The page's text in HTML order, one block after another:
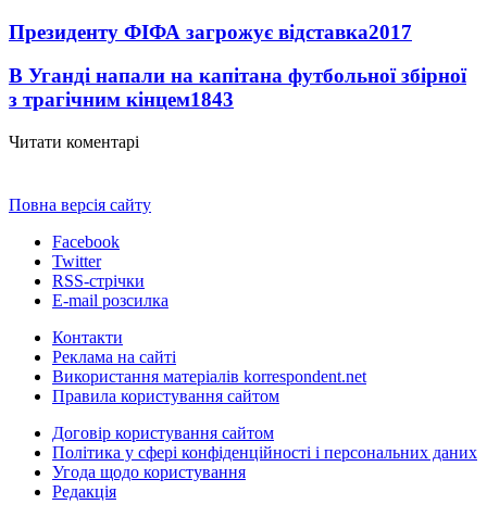
Президенту ФІФА загрожує відставка2017
В Уганді напали на капітана футбольної збірної
з трагічним кінцем1843
Читати коментарі
Повна версія сайту
Facebook
Twitter
RSS-стрічки
E-mail розсилка
Контакти
Реклама на сайті
Використання матеріалів korrespondent.net
Правила користування сайтом
Договір користування сайтом
Політика у сфері конфіденційності і персональних даних
Угода щодо користування
Редакція